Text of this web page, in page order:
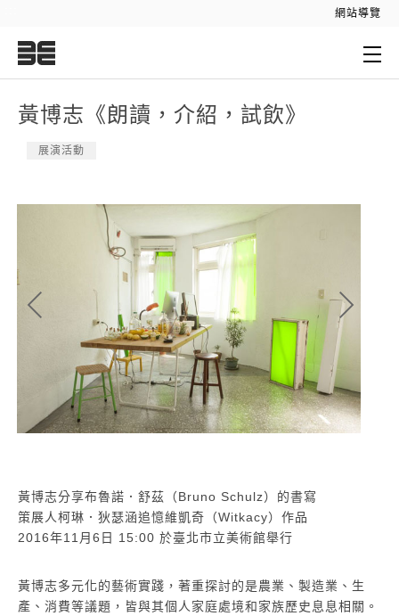
網站導覽
黃博志《朗讀，介紹，試飲》
展演活動
黃博志分享布魯諾．舒茲（Bruno Schulz）的書寫
策展人柯琳．狄瑟涵追憶維凱奇（Witkacy）作品
2016年11月6日 15:00 於臺北市立美術館舉行
黃博志多元化的藝術實踐，著重探討的是農業、製造業、生
產、消費等議題，皆與其個人家庭處境和家族歷史息息相關。